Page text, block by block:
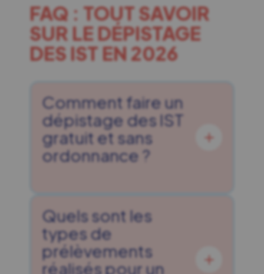
FAQ : TOUT SAVOIR
SUR LE DÉPISTAGE
DES IST EN 2026
Comment faire un
dépistage des IST
gratuit et sans
ordonnance ?
Quels sont les
types de
prélèvements
réalisés pour un